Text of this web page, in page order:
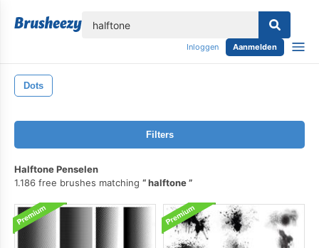
Inloggen Aanmelden
Dots
Filters
Halftone Penselen
1.186 free brushes matching
halftone